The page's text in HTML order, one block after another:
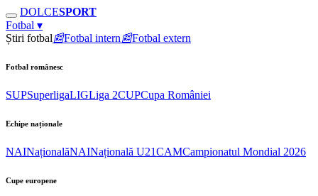
DOLCESPORT
Fotbal ▾
Știri fotbal📰Fotbal intern📰Fotbal extern
Fotbal românesc
SUPSuperligaLIGLiga 2CUPCupa României
Echipe naționale
NAINaționalăNAINațională U21CAMCampionatul Mondial 2026
Cupe europene